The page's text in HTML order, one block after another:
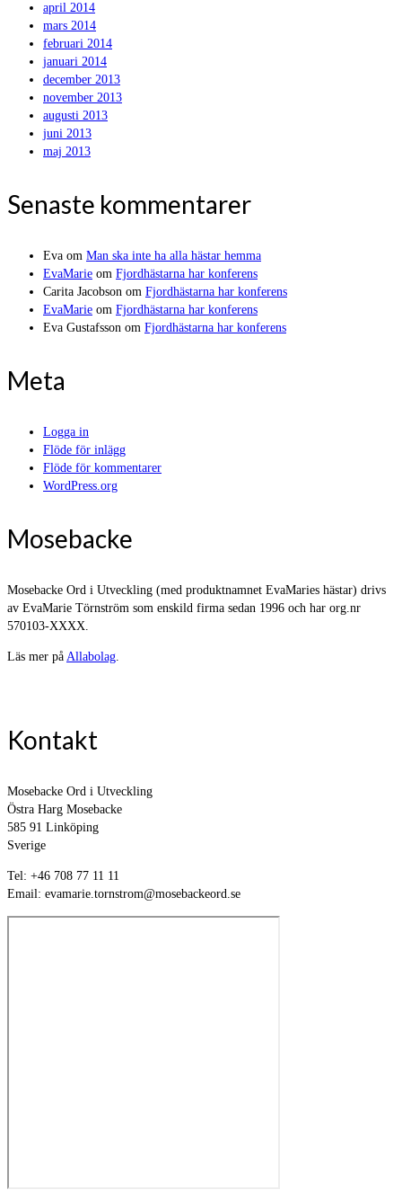
april 2014
mars 2014
februari 2014
januari 2014
december 2013
november 2013
augusti 2013
juni 2013
maj 2013
Senaste kommentarer
Eva om Man ska inte ha alla hästar hemma
EvaMarie om Fjordhästarna har konferens
Carita Jacobson om Fjordhästarna har konferens
EvaMarie om Fjordhästarna har konferens
Eva Gustafsson om Fjordhästarna har konferens
Meta
Logga in
Flöde för inlägg
Flöde för kommentarer
WordPress.org
Mosebacke
Mosebacke Ord i Utveckling (med produktnamnet EvaMaries hästar) drivs
av EvaMarie Törnström som enskild firma sedan 1996 och har org.nr
570103-XXXX.
Läs mer på Allabolag.
Kontakt
Mosebacke Ord i Utveckling
Östra Harg Mosebacke
585 91 Linköping
Sverige
Tel: +46 708 77 11 11
Email: evamarie.tornstrom@mosebackeord.se